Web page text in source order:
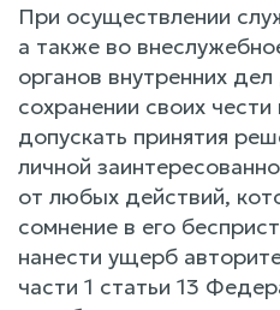
При осуществлении
а также во
органов внутренних
сохранении своих
допускать принятия
личной
от любых действий,
сомнение в его
нанести ущерб
части 1 статьи 13